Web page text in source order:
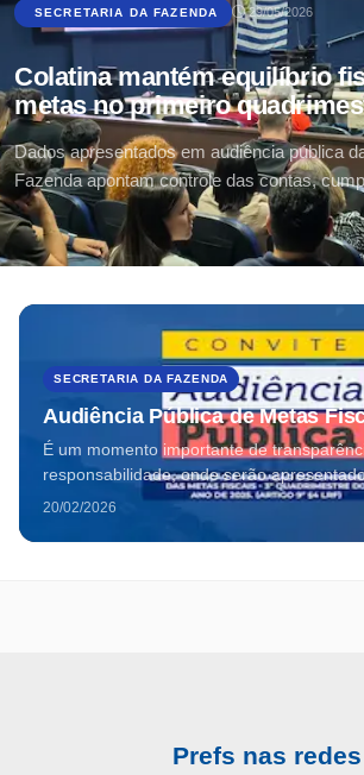
SECRETARIA DA FAZENDA 29/05/2026
Colatina mantém equilíbrio
metas no primeiro
Dados apresentados em audiência pública
Fazenda apontam controle das contas,
constitucionais e cenário positivo para a
município
SECRETARIA DA FAZENDA
Audiência Pública de Metas
É um momento importante de
responsabilidade, onde serão
resultados fiscais do município.
20/02/2026
Prefs nas redes